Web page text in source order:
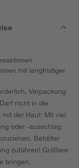
mit langfristiger
Verpackung
nicht in die
der Haut: Mit viel
oder -ausschlag:
Behälter
zuführen! Größere
bringen.